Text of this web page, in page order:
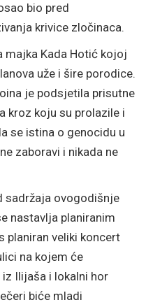
bio pred
krivice zločinaca.
majka Kada Hotić kojoj
uže i šire porodice.
je podsjetila prisutne
kroz koju su prolazile i
se istina o genocidu u
zaboravi i nikada ne
sadržaja ovogodišnje
nastavlja planiranim
planiran veliki koncert
na kojem će
iz Ilijaša i lokalni hor
biće mladi